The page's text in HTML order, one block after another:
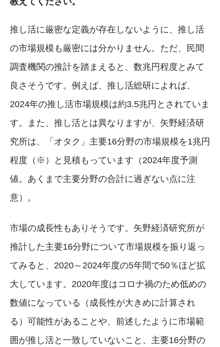
推し活に厳密な定義が存在しないように、推し活
の市場規模も厳密には分かりません。ただ、民間
調査機関の推計を踏まえると、数兆円程度とみて
良さそうです。例えば、推し活総研によれば、
2024年の推し活市場規模は約3.5兆円とされていま
す。また、推し活とは異なりますが、矢野経済研
究所は、「オタク」主要16分野の市場規模を1兆円
程度（※）と見積もっています（2024年度予測
値。あくまで主要分野の合計に過ぎない点に注
意）。
市場の成長性もありそうです。矢野経済研究所が
推計した主要16分野について市場規模を振り返っ
てみると、2020～2024年度の5年間で50％ほど拡
大しています。2020年度はコロナ禍のため低めの
数値になっている（成長性が大きめに計算され
る）可能性があることや、前述したように市場範
囲が推し活と一致していないこと、主要16分野の